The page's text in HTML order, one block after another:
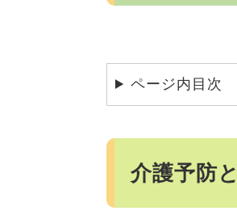
ページ内目次
介護予防